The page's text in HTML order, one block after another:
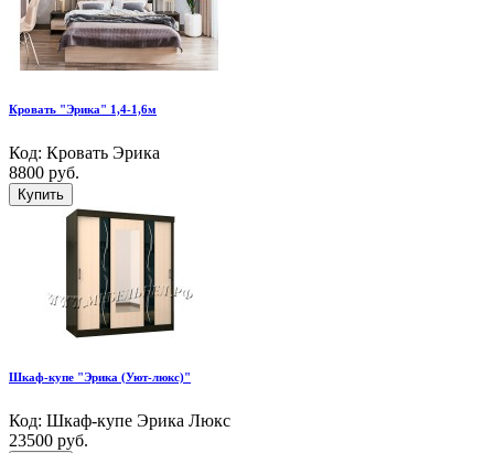
Кровать "Эрика" 1,4-1,6м
Код: Кровать Эрика
8800 руб.
Купить
Шкаф-купе "Эрика (Уют-люкс)"
Код: Шкаф-купе Эрика Люкс
23500 руб.